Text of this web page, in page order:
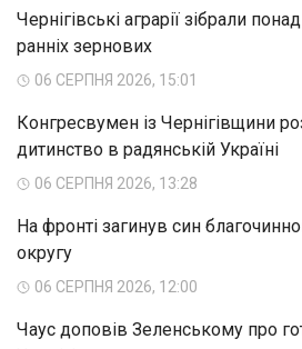
Чернігівські аграрії зібрали
ранніх зернових
06 СЕРПНЯ 2026, 15:01
Конгресвумен із Чернігівщини
дитинство в радянській Україні
06 СЕРПНЯ 2026, 13:28
На фронті загинув син
округу
06 СЕРПНЯ 2026, 12:00
Чаус доповів Зеленському про